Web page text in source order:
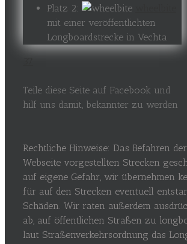
Platz 2:
mit einer veröffentlichten
Longboardstrecke in Vechta
Teile diese Seite auf Facebook und
hilf uns damit, bekannter zu werden
Rechtliche Hinweise: Das Befahren
Webseite vorgestellten Strecken
auf eigene Gefahr, wir übernehmen
für auf den Strecken eventuell
Schäden. Wir raten außerdem
ab, auf öffentlichen Straßen zu
laut Straßenverkehrsordnung das